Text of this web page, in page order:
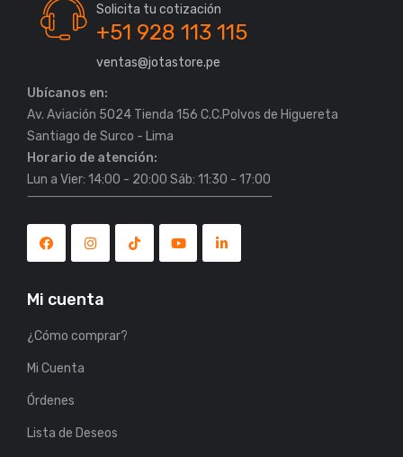
Solicita tu cotización
+51 928 113 115
ventas@jotastore.pe
Ubícanos en:
Av. Aviación 5024 Tienda 156 C.C.Polvos de Higuereta
Horario de atención:
Lun a Vier: 14:00 - 20:00 Sáb: 11:30 - 17:00
Mi cuenta
¿Cómo comprar?
Mi Cuenta
Órdenes
Lista de Deseos